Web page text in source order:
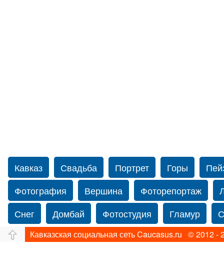
Кавказ Свадьба Портрет Горы
Фотография
Вершина Фоторепортаж
Снег
Домбай Фотостудия Гламур
Путешествие
Перевал Свадьба фото
Кавказская социальная сеть Caucasus.ru © 2012 -